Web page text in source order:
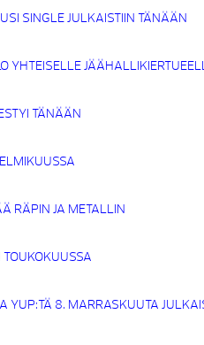
SINGLE JULKAISTIIN TÄNÄÄN
YHTEISELLE
TÄNÄÄN
RÄPIN JA METALLIN
YUP:TÄ 8. MARRASKUUTA